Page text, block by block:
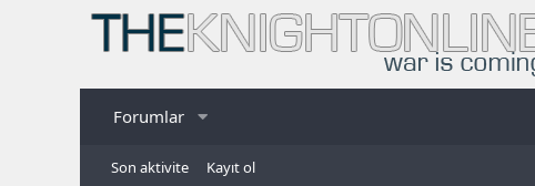
Forumlar
Son aktivite Kayıt ol